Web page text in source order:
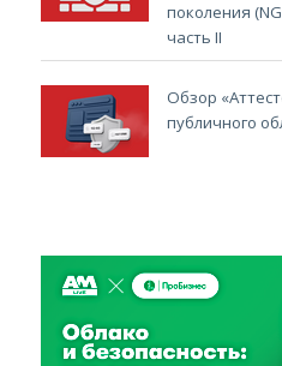
поколения
часть II
Обзор
публичного